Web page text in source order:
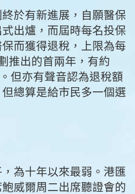
於有新進展，自願醫保
出爐，而屆時每名投保
而獲得退稅，上限為每
推出的首兩年，有約
但亦有聲音認為退稅額
總算是給市民多一個選
為十年以來最弱。港匯
威爾周二出席聽證會的